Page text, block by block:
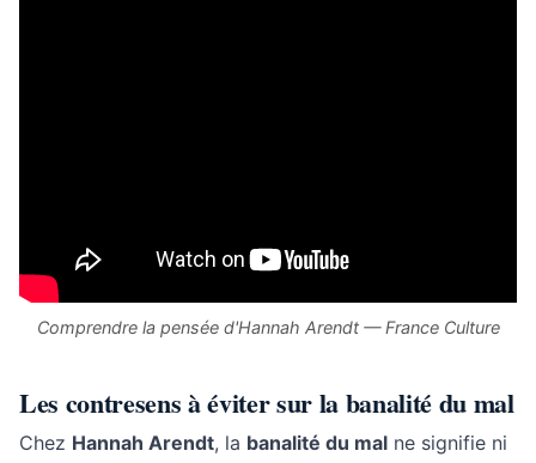
Comprendre la pensée d'Hannah Arendt — France Culture
Les contresens à éviter sur la banalité du mal
Chez Hannah Arendt, la banalité du mal ne signifie ni